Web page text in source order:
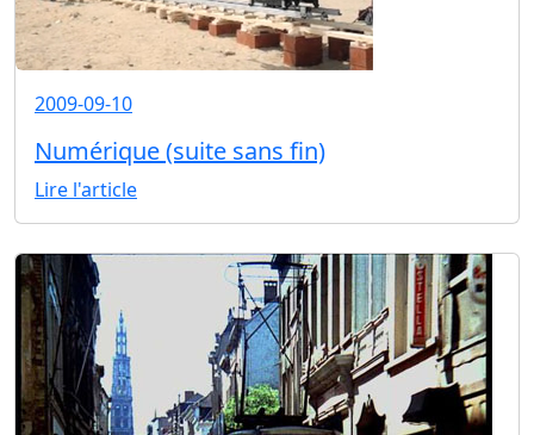
2009-09-10
Numérique (suite sans fin)
Lire l'article